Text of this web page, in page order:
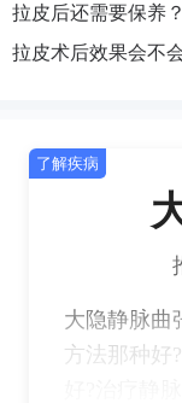
诊|执业机构|医院|
做吗？袁强博士|怎
挂号|联系|面诊|咨询|
拉皮后还需要保养
士|医生|如何预约|出
拉皮术后效果会不
了解疾病
大隐静脉曲
方法那种好
好?治疗静